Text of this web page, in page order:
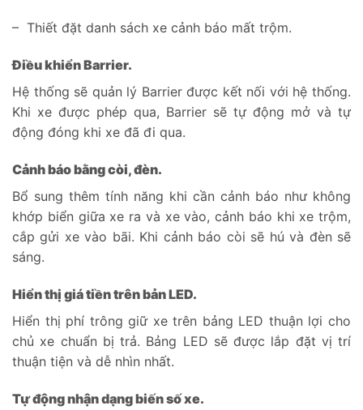
– Thiết đặt danh sách xe cảnh báo mất trộm.
Điều khiển Barrier.
Hệ thống sẽ quản lý Barrier được kết nối với hệ thống.
Khi xe được phép qua, Barrier sẽ tự động mở và tự
động đóng khi xe đã đi qua.
Cảnh báo bằng còi, đèn.
Bổ sung thêm tính năng khi cần cảnh báo như không
khớp biển giữa xe ra và xe vào, cảnh báo khi xe trộm,
cắp gửi xe vào bãi. Khi cảnh báo còi sẽ hú và đèn sẽ
sáng.
Hiển thị giá tiền trên bản LED.
Hiển thị phí trông giữ xe trên bảng LED thuận lợi cho
chủ xe chuẩn bị trả. Bảng LED sẽ được lắp đặt vị trí
thuận tiện và dễ nhìn nhất.
Tự động nhận dạng biến số xe.